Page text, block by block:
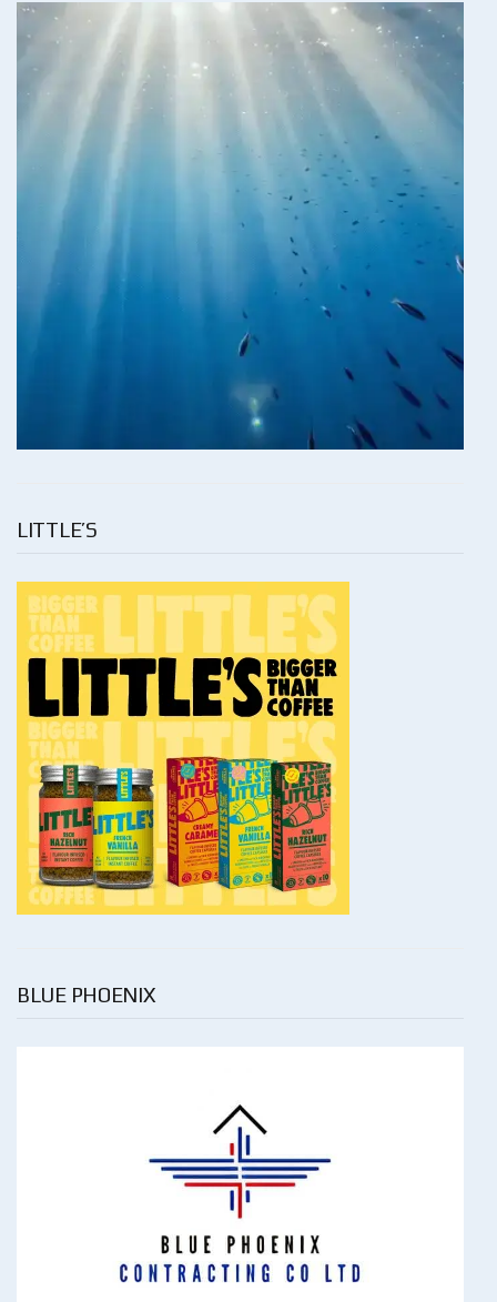
LITTLE’S
BLUE PHOENIX